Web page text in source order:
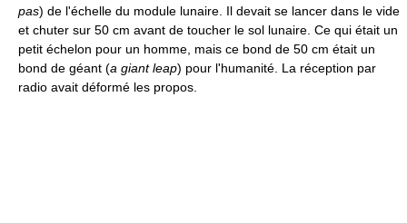
pas) de l'échelle du module lunaire. Il devait se lancer dans le vide
et chuter sur 50 cm avant de toucher le sol lunaire. Ce qui était un
petit échelon pour un homme, mais ce bond de 50 cm était un
bond de géant (a giant leap) pour l'humanité. La réception par
radio avait déformé les propos.